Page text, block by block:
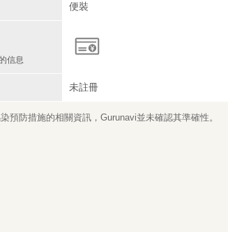
便裝
信息
未註冊
預防措施的相關資訊，Gurunavi並未確認其準確性。